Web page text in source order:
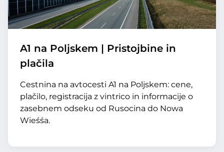
A1 na Poljskem | Pristojbine in
plačila
Cestnina na avtocesti A1 na Poljskem: cene,
plačilo, registracija z vintrico in informacije o
zasebnem odseku od Rusocina do Nowa
Wieśśa.